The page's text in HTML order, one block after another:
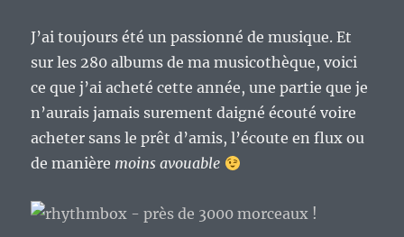
J’ai toujours été un passionné de musique. Et
sur les 280 albums de ma musicothèque, voici
ce que j’ai acheté cette année, une partie que je
n’aurais jamais surement daigné écouté voire
acheter sans le prêt d’amis, l’écoute en flux ou
de manière moins avouable